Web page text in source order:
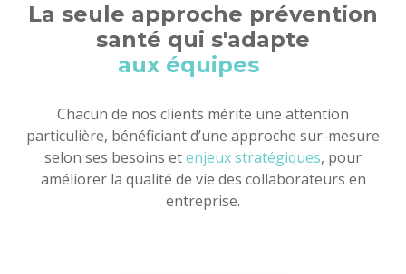
La seule approche prévention
santé qui s'adapte
a
Chacun de nos clients mérite une attention
particulière, bénéficiant d’une approche sur-mesure
selon ses besoins etenjeux stratégiques, pour
améliorer la qualité de vie des collaborateurs en
entreprise.